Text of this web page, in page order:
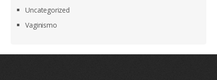
Uncategorized
Vaginismo